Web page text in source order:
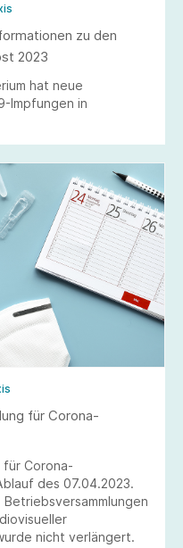
zu den
2023
hat neue
Impfungen in
für Corona-
Corona-
des 07.04.2023.
nicht verlängert.